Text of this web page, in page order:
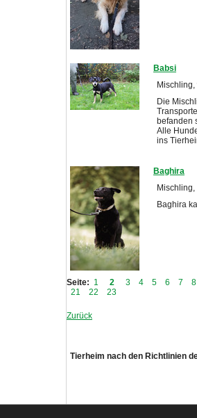
Babsi
Die
befanden
Alle
ins
Baghira
Baghira
Seite: 1 2 3 4 5 6 7 8
21
22 23
Zurück
Tierheim nach den Richtlinien